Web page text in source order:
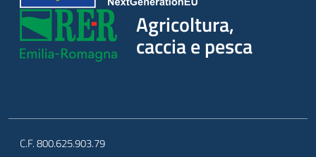
Argomenti
Agricoltura,
caccia e pesca
C.F. 800.625.903.79